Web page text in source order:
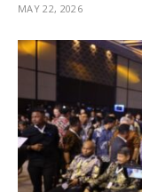
MAY 22, 2026